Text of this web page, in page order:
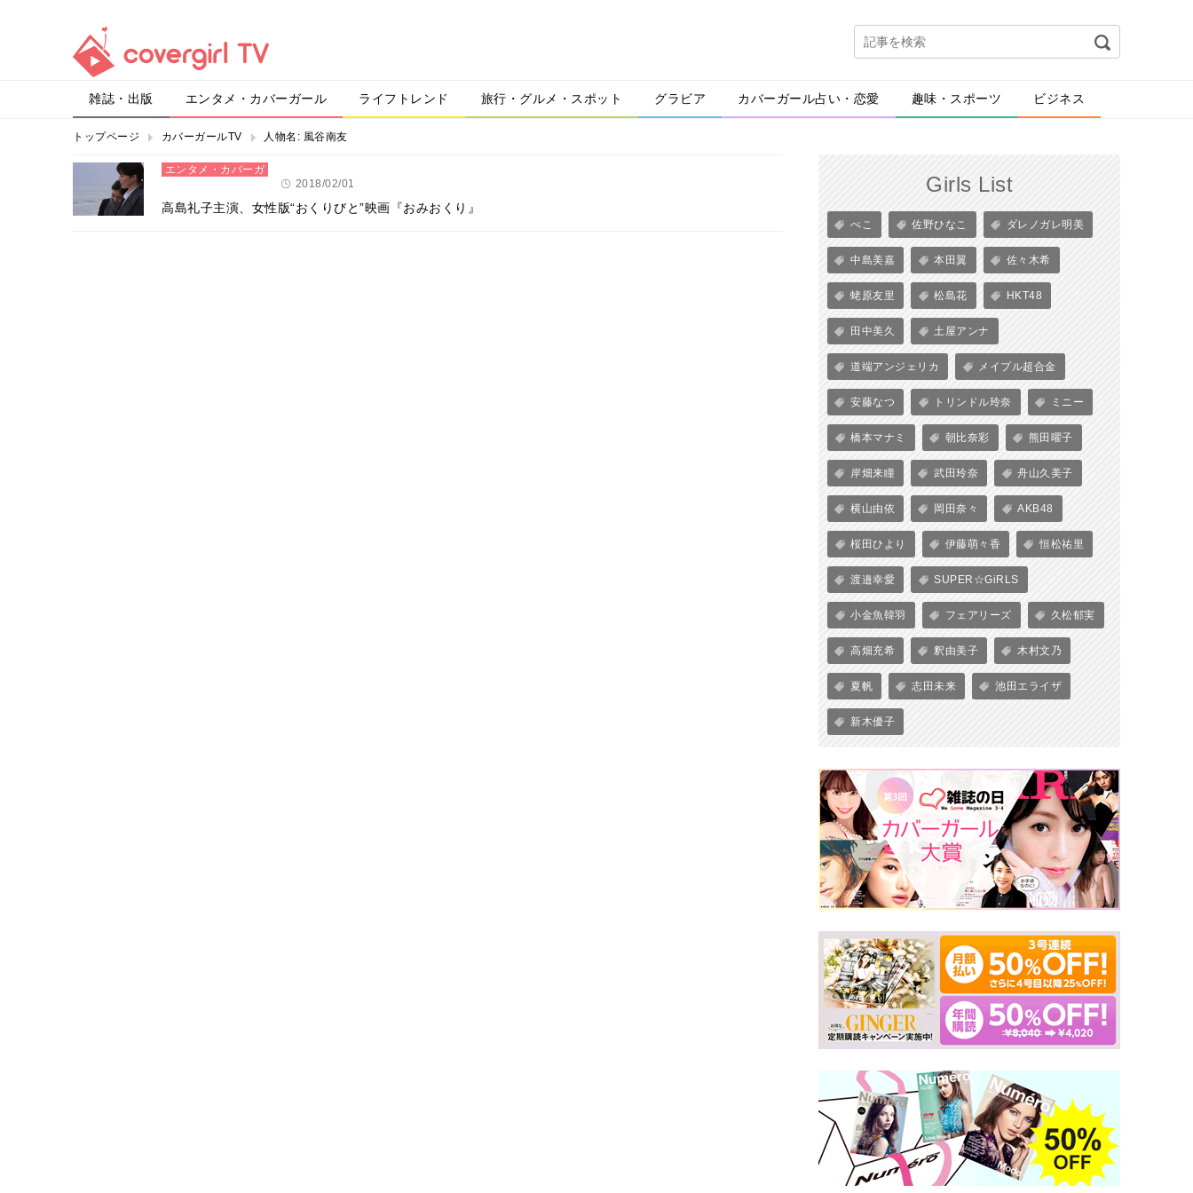
雑誌・出版 エンタメ・カバーガール ライフトレンド 旅行・グルメ・スポット グラビア カバーガール占い・恋愛 趣味・スポーツ ビジネス
トップページ カバーガールTV 人物名: 風谷南友
エンタメ・カバーガ
2018/02/01
高島礼子主演、女性版“おくりびと”映画『おみおくり』
Girls List
ぺこ 佐野ひなこ ダレノガレ明美
中島美嘉 本田翼 佐々木希
蛯原友里 松島花 HKT48
田中美久 土屋アンナ
道端アンジェリカ メイプル超合金
安藤なつ トリンドル玲奈 ミニー
橋本マナミ 朝比奈彩 熊田曜子
岸畑来瞳 武田玲奈 舟山久美子
横山由依 岡田奈々 AKB48
桜田ひより 伊藤萌々香 恒松祐里
渡邉幸愛 SUPER☆GiRLS
小金魚韓羽 フェアリーズ 久松郁実
高畑充希 釈由美子 木村文乃
夏帆 志田未来 池田エライザ
新木優子